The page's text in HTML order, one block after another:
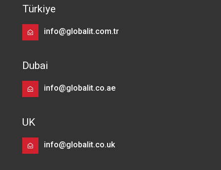
Türkiye
info@globalit.com.tr
Dubai
info@globalit.co.ae
UK
info@globalit.co.uk